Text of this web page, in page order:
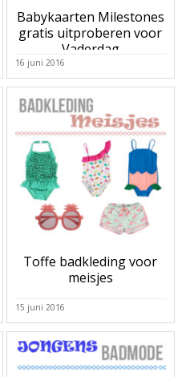
Babykaarten Milestones
gratis uitproberen voor
Vaderdag
16 juni 2016
Toffe badkleding voor
meisjes
15 juni 2016